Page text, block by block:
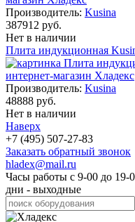
Производитель: Kusina
387912 руб.
Нет в наличии
Плита индукционная
Производитель: Kusina
48888 руб.
Нет в наличии
Наверх
+7 (495) 507-27-83
Заказать обратный звонок
hladex@mail.ru
Часы работы с 9-00 до 19-
дни - выходные